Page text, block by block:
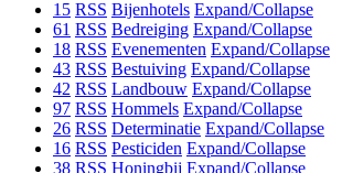
15 RSS Bijenhotels Expand/Collapse
61 RSS Bedreiging Expand/Collapse
18 RSS Evenementen Expand/Collapse
43 RSS Bestuiving Expand/Collapse
42 RSS Landbouw Expand/Collapse
97 RSS Hommels Expand/Collapse
26 RSS Determinatie Expand/Collapse
16 RSS Pesticiden Expand/Collapse
38 RSS Honingbij Expand/Collapse